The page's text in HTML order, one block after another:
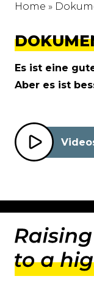
Home »
Es ist eine
Aber es ist